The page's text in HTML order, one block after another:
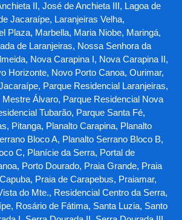
II, José de Anchieta III, Lagoa de
Jacaraípe, Laranjeiras Velha,
Plaza, Marbella, Maria Niobe, Maringá,
de Laranjeiras, Nossa Senhora da
Nova Carapina I, Nova Carapina II,
Horizonte, Novo Porto Canoa, Ourimar,
Parque Residencial Laranjeiras,
Álvaro, Parque Residencial Nova
Tubarão, Parque Santa Fé,
Pitanga, Planalto Carapina, Planalto
Bloco A, Planalto Serrano Bloco B,
C, Planície da Serra, Portal de
Porto Dourado, Praia Grande, Praia
Praia de Carapebus, Praiamar,
do Mte., Residencial Centro da Serra,
Rosário de Fátima, Santa Luzia, Santo